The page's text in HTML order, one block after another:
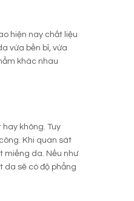
hiện nay chất liệu
vừa bền bỉ, vừa
khác nhau
không. Tuy
Khi quan sát
miếng da. Nếu như
da sẽ có độ phẳng